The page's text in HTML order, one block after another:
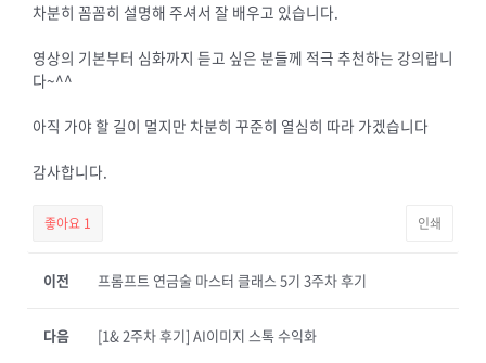
차분히 꼼꼼히 설명해 주셔서 잘 배우고 있습니다.
영상의 기본부터 심화까지 듣고 싶은 분들께 적극 추천하는 강의랍니
다~^^
아직 가야 할 길이 멀지만 차분히 꾸준히 열심히 따라 가겠습니다
감사합니다.
좋아요 1 인쇄
이전 프롬프트 연금술 마스터 클래스 5기 3주차 후기
[1& 2주차 후기] AI이미지 스톡 수익화
다음